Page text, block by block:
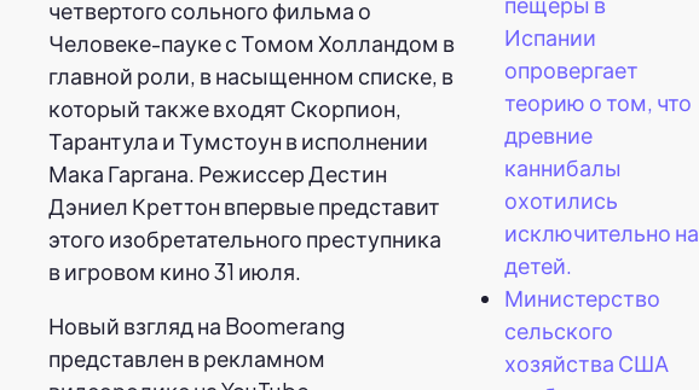
четвертого сольного фильма о
Человеке-пауке с Томом Холландом в
главной роли, в насыщенном списке, в
который также входят Скорпион,
Тарантула и Тумстоун в исполнении
Мака Гаргана. Режиссер Дестин
Дэниел Креттон впервые представит
этого изобретательного преступника
в игровом кино 31 июля.
Новый взгляд на Boomerang
представлен в рекламном
Испании
опровергает
теорию о том, что
древние
каннибалы
охотились
исключительно на
детей.
Министерство
сельского
хозяйства США